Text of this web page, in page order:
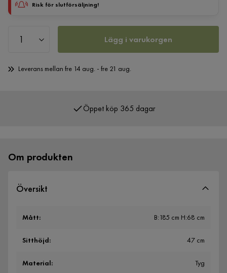
Risk för slutförsäljning!
Lägg i varukorgen
Leverans mellan fre 14 aug. - fre 21 aug.
Om produkten
Översikt
Mått: B:185 cm H:68 cm
Sitthöjd: 47 cm
Material: Tyg